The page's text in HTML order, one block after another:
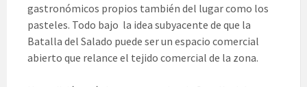
gastronómicos propios también del lugar como los
pasteles. Todo bajo la idea subyacente de que la
Batalla del Salado puede ser un espacio comercial
abierto que relance el tejido comercial de la zona.